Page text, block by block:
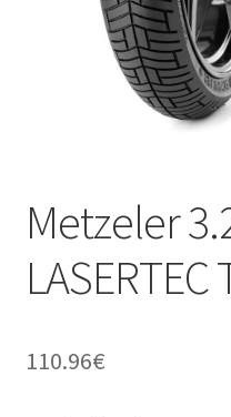
Metzeler
110.96€